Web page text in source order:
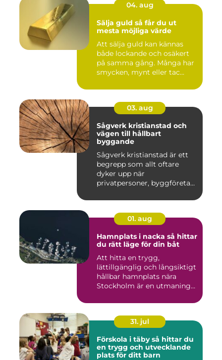
04. aug
Sälja guld så får du ut
mesta möjliga värde
Att sälja guld kan kännas
både lockande och osäkert
på samma gång. Många har
smycken, mynt eller tac...
03. aug
Sågverk kristianstad och
vägen till hållbart
byggande
Sågverk kristianstad är ett
begrepp som allt oftare
dyker upp när
privatpersoner, byggföretag
01. aug
Hamnplats i nacka så hittar
du rätt läge för din båt
Att hitta en trygg,
lättillgänglig och långsiktigt
hållbar hamnplats nära
Stockholm är en utmaning
31. jul
Förskola i täby så hittar du
en trygg och utvecklande
plats för ditt barn